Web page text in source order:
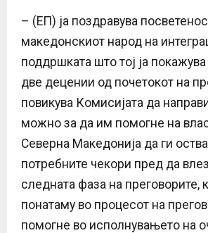
– (ЕП) ја поздравува
македонскиот народ на
поддршката што тој ја
две децении од почетокот на
повикува Комисијата да
можно за да им помогне на
Северна Македонија да ги
потребните чекори пред да
следната фаза на преговорите,
понатаму во процесот на
помогне во исполнувањето на